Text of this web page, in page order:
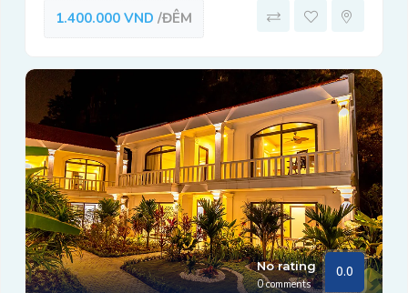
1.400.000 VND /ĐÊM
No rating
0 comments
0.0